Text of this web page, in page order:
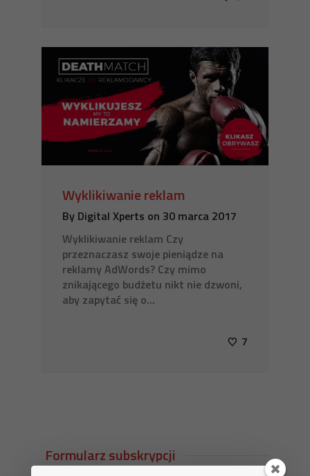
Wyklikiwanie reklam
By Digital Xperts on 30 marca 2017
Wyklikiwanie reklam Czy
przeznaczasz swoje pieniądze na
reklamy AdWords? Czy mimo
znikającego budżetu nikt nie dzwoni,
aby zapytać się o...
7
Formularz subskrypcji